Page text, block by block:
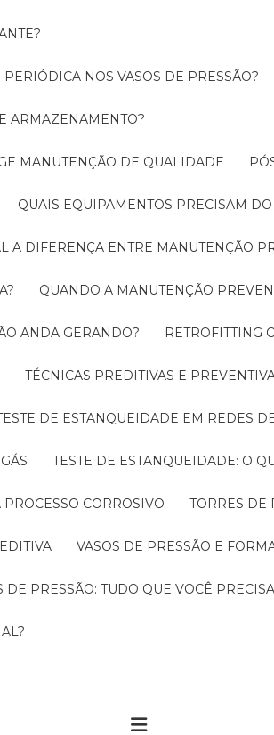
NOS VASOS DE PRESSÃO?
ARMAZENAMENTO?
MANUTENÇÃO DE QUALIDADE
QUAIS EQUIPAMENTOS PRECISAM
A DIFERENÇA ENTRE MANUTENÇÃO
QUANDO A MANUTENÇÃO
ANDA GERANDO?
TÉCNICAS PREDITIVAS E
TESTE DE ESTANQUEIDADE EM REDES
TESTE DE ESTANQUEIDADE: O
CORROSIVO TORRES
VASOS DE PRESSÃO E
DE PRESSÃO: TUDO QUE VOCÊ